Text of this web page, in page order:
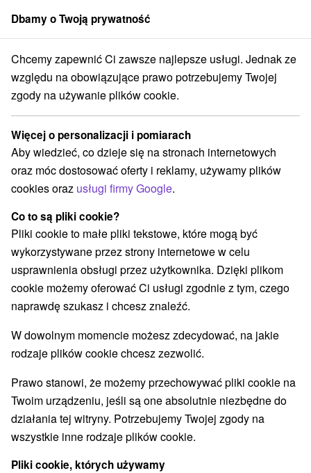
członek grupySorger
Atrakcje na Słowacji Skanseny Niskie Tatry
Skanseny Niskie Tatry
Kategorie
Wszystkie kategorie
Kościoły drewniane(1)
Túry a turistické chodníky (15)
Amfiteatry i kina w przyrodzie
Źródła(4) Parki miejskie i zamkowe(1)
Ośrodek narciarski(5) Chaty górskie(6) Skanseny
Jazda konna(1) Sporty(5) Zamki, pałace, ruiny(1)
Areny laserowe i paintball (1)
Ośrodki i miasteczka dziecięce(2)
Aquaparki, baseny
Jeziora, jeziora, zbiorniki wodne (3) Wodospady (1)
Pomniki(1) Zabytki techniki (3) Atrakcje dla dzieci
Ogrody zoologiczne i fermy zwierząt(1)
Muzea i galerie(4) Atrakcje turystyczne(13)
Atrakcje z adrenaliną (8) Kolejki linowe(1)
Tory bobslejowe(1) Jaskinie (5)
Dbamy o Twoją prywatność
Chcemy zapewnić Ci zawsze najlepsze usługi. Jednak ze
względu na obowiązujące prawo potrzebujemy Twojej
zgody na używanie plików cookie.
Więcej o personalizacji i pomiarach
Aby wiedzieć, co dzieje się na stronach internetowych
oraz móc dostosować oferty i reklamy, używamy plików
cookies oraz usługi firmy Google.
Co to są pliki cookie?
Pliki cookie to małe pliki tekstowe, które mogą być
wykorzystywane przez strony internetowe w celu
usprawnienia obsługi przez użytkownika. Dzięki plikom
cookie możemy oferować Ci usługi zgodnie z tym, czego
naprawdę szukasz i chcesz znaleźć.
W dowolnym momencie możesz zdecydować, na jakie
rodzaje plików cookie chcesz zezwolić.
Prawo stanowi, że możemy przechowywać pliki cookie na
Twoim urządzeniu, jeśli są one absolutnie niezbędne do
działania tej witryny. Potrzebujemy Twojej zgody na
wszystkie inne rodzaje plików cookie.
Pliki cookie, których używamy